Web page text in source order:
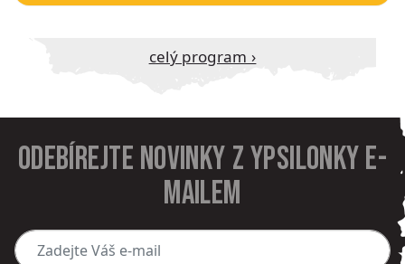
Celý program ›
Odebírejte novinky z Ypsilonky e-
mailem
Zadejte Váš e-mail